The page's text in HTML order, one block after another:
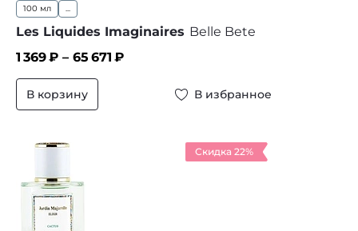
100 мл ...
Les Liquides Imaginaires Belle Bete
1 369₽ – 65 671 ₽
В корзину В избранное
Скидка 22%